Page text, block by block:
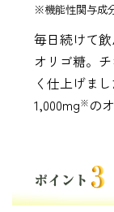
※機能性関与成
毎日続けて
オリゴ糖。
く仕上げま
1,000mg※の